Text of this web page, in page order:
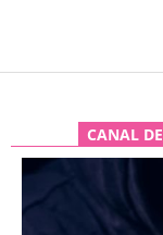
CANAL